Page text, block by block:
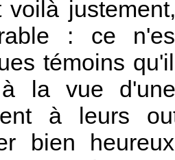
voilà
: ce
témoins
la vue
à leurs
bien